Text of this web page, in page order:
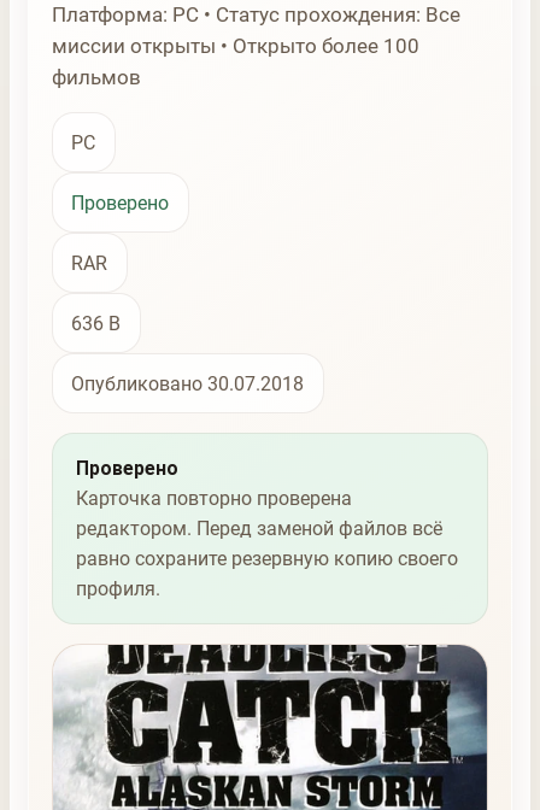
Платформа: PC • Статус прохождения: Все
миссии открыты • Открыто более 100
фильмов
PC
Проверено
RAR
636 B
Опубликовано 30.07.2018
Проверено
Карточка повторно проверена
редактором. Перед заменой файлов всё
равно сохраните резервную копию своего
профиля.